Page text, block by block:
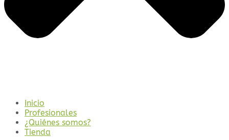
Inicio
Profesionales
¿Quiénes somos?
Tienda